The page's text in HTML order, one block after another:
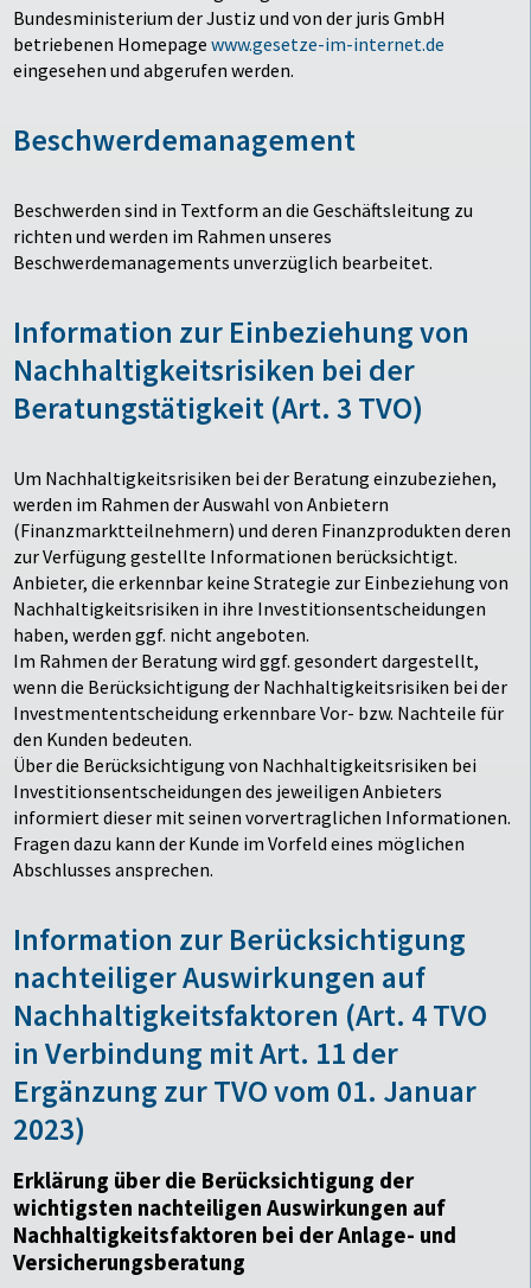
Bundesministerium der Justiz und von der juris GmbH
betriebenen Homepagewww.gesetze-im-internet.de
eingesehen und abgerufen werden.
Beschwerdemanagement
Beschwerden sind in Textform an die Geschäftsleitung zu
richten und werden im Rahmen unseres
Beschwerdemanagements unverzüglich bearbeitet.
Information zur Einbeziehung von
Nachhaltigkeitsrisiken bei der
Beratungstätigkeit (Art. 3 TVO)
Um Nachhaltigkeitsrisiken bei der Beratung einzubeziehen,
werden im Rahmen der Auswahl von Anbietern
(Finanzmarktteilnehmern) und deren Finanzprodukten deren
zur Verfügung gestellte Informationen berücksichtigt.
Anbieter, die erkennbar keine Strategie zur Einbeziehung von
Nachhaltigkeitsrisiken in ihre Investitionsentscheidungen
haben, werden ggf. nicht angeboten.
Im Rahmen der Beratung wird ggf. gesondert dargestellt,
wenn die Berücksichtigung der Nachhaltigkeitsrisiken bei der
Investmententscheidung erkennbare Vor- bzw. Nachteile für
den Kunden bedeuten.
Über die Berücksichtigung von Nachhaltigkeitsrisiken bei
Investitionsentscheidungen des jeweiligen Anbieters
informiert dieser mit seinen vorvertraglichen Informationen.
Fragen dazu kann der Kunde im Vorfeld eines möglichen
Abschlusses ansprechen.
Information zur Berücksichtigung
nachteiliger Auswirkungen auf
Nachhaltigkeitsfaktoren (Art. 4 TVO
in Verbindung mit Art. 11 der
Ergänzung zur TVO vom 01. Januar
2023)
Erklärung über die Berücksichtigung der
wichtigsten nachteiligen Auswirkungen auf
Nachhaltigkeitsfaktoren bei der Anlage- und
Versicherungsberatung